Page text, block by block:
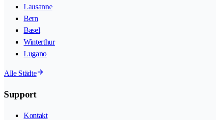
Lausanne
Bern
Basel
Winterthur
Lugano
Alle Städte
Support
Kontakt